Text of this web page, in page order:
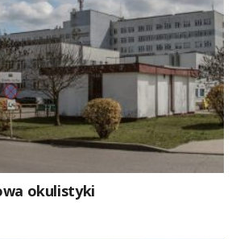
okulistyki